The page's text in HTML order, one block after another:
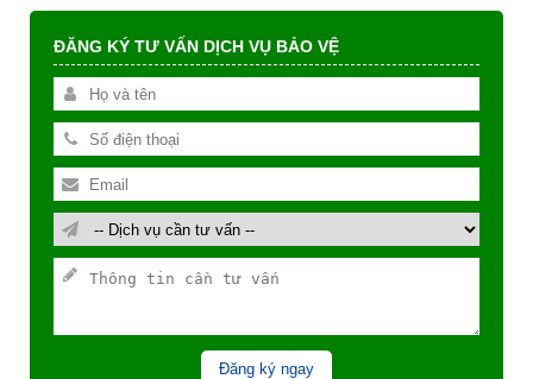
ĐĂNG KÝ TƯ VẤN DỊCH VỤ BẢO VỆ
Đăng ký ngay